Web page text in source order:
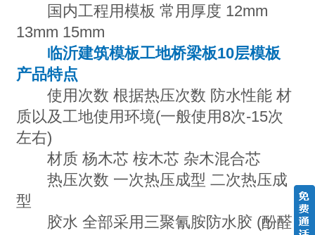
国内工程用模板 常用厚度 12mm
13mm 15mm
临沂建筑模板工地桥梁板10层模板
产品特点
使用次数 根据热压次数 防水性能 材
质以及工地使用环境(一般使用8次-15次
左右)
材质 杨木芯 桉木芯 杂木混合芯
热压次数 一次热压成型 二次热压成
型
胶水 全部采用三聚氰胺防水胶 (酚醛